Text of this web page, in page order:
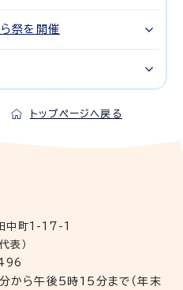
祭を開催
トップページへ戻る
中町1-17-1
）
から午後5時15分まで（年末